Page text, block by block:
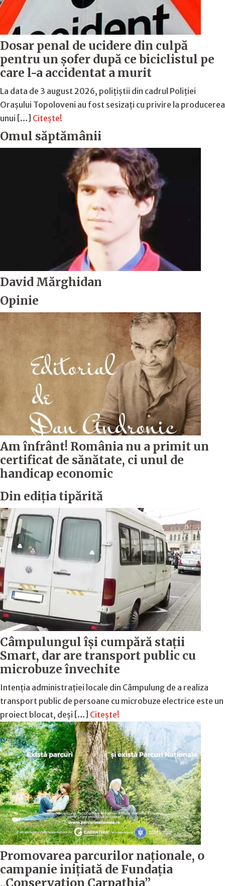
Dosar penal de ucidere din culpă
pentru un șofer după ce biciclistul pe
care l-a accidentat a murit
La data de 3 august 2026, polițiștii din cadrul Poliției
Orașului Topoloveni au fost sesizați cu privire la producerea
unui […] Citește!
Omul săptămânii
David Mărghidan
Opinie
Am înfrânt! România nu a primit un
certificat de sănătate, ci unul de
handicap economic
Din ediția tipărită
Câmpulungul îşi cumpără staţii
Smart, dar are transport public cu
microbuze învechite
Intenția administrației locale din Câmpulung de a realiza
transport public de persoane cu microbuze electrice este un
proiect blocat, deși […] Citește!
Promovarea parcurilor naționale, o
campanie inițiată de Fundația
„Conservation Carpathia”